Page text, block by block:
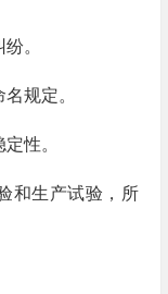
。
规定。
性。
和生产试验，所